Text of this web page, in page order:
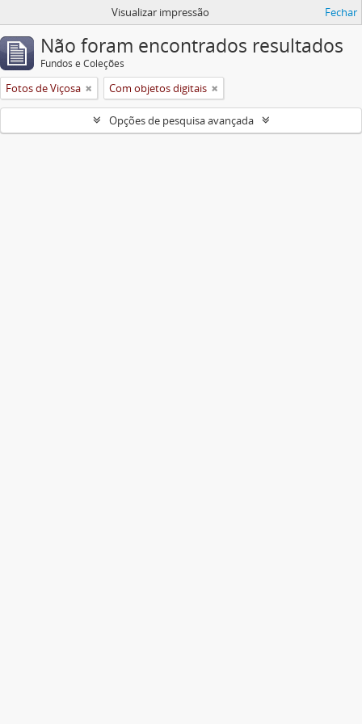
Visualizar impressão Fechar
Não foram encontrados resultados
Fundos e Coleções
Fotos de Viçosa Com objetos digitais
Opções de pesquisa avançada